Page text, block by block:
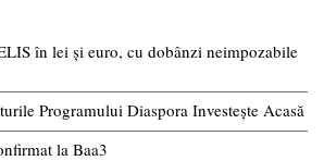
în lei și euro, cu dobânzi neimpozabile
Programului Diaspora Investește Acasă
la Baa3